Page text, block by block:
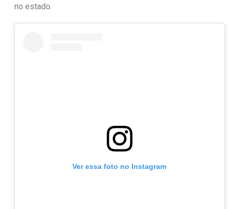
no estado.
Ver essa foto no Instagram